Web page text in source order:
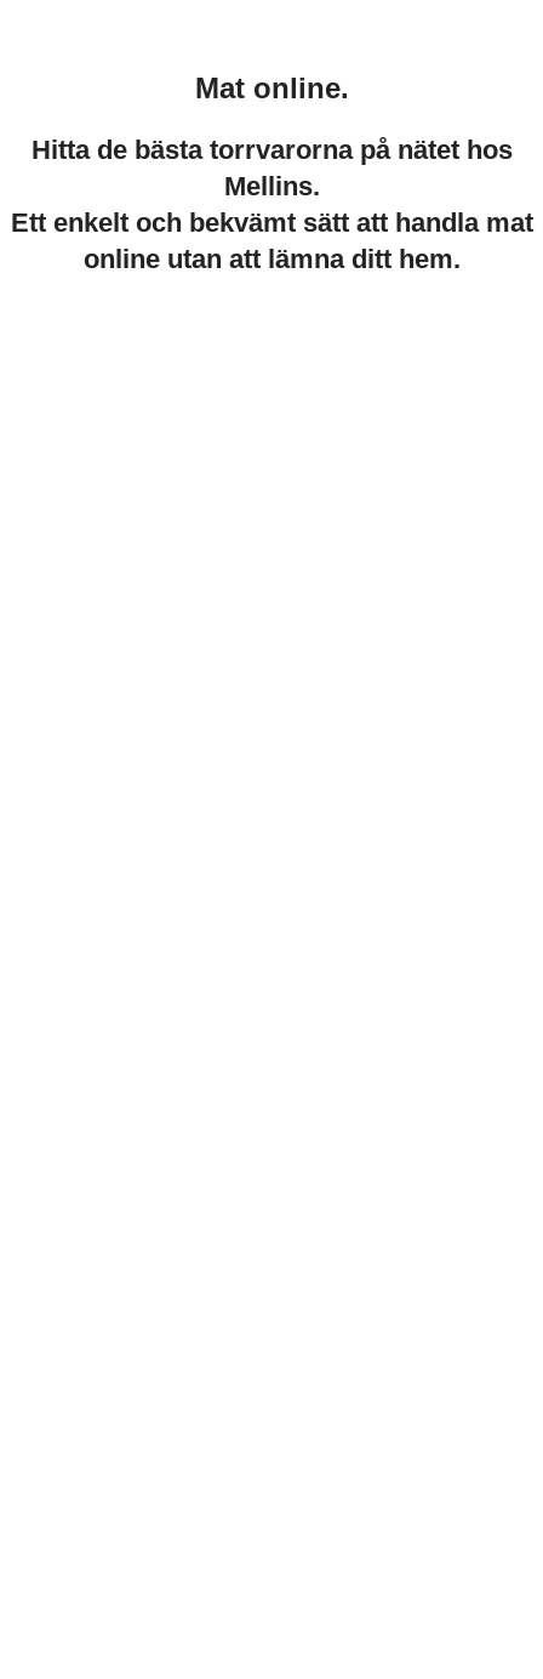
Mat online.
Hitta de bästa torrvarorna på nätet hos
Mellins.
Ett enkelt och bekvämt sätt att handla mat
online utan att lämna ditt hem.